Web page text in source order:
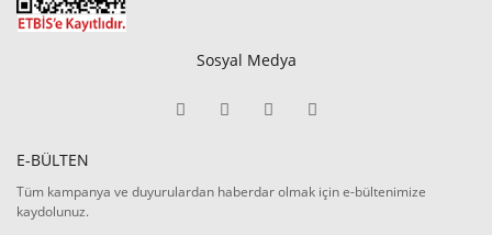
Sosyal Medya
E-BÜLTEN
Tüm kampanya ve duyurulardan haberdar olmak için e-bültenimize
kaydolunuz.